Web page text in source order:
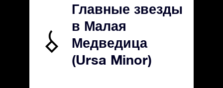
Главные звезды
в Малая
Медведица
(Ursa Minor)